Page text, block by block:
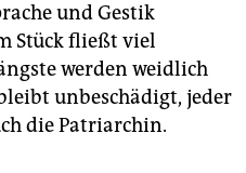
und Gestik
Stück fließt viel
werden weidlich
unbeschädigt, jeder
die Patriarchin.